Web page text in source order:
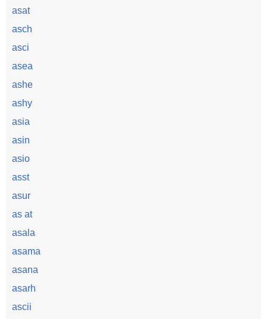
asat
asch
asci
asea
ashe
ashy
asia
asin
asio
asst
asur
as at
asala
asama
asana
asarh
ascii